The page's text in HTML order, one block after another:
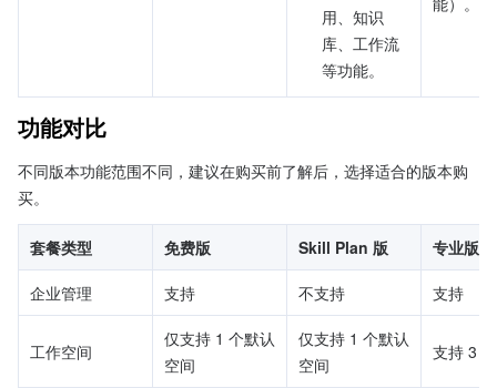
用、知识
库、工作流
等功能。
功能对比
不同版本功能范围不同，建议在购买前了解后，选择适合的版本购
买。
套餐类型 免费版 Skill Plan 版 专业版
企业管理 支持 不支持 支持
工作空间
仅支持 1 个默认
空间
仅支持 1 个默认
空间
支持 3